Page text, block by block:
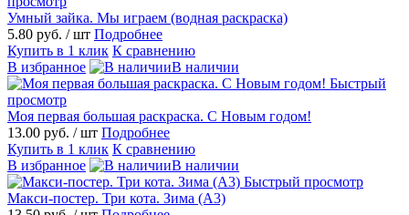
Умный зайка. Мы играем (водная раскраска)
5.80 руб. / шт Подробнее
Купить в 1 клик К сравнению
В избранное
В наличии
Быстрый
просмотр
Моя первая большая раскраска. С Новым годом!
13.00 руб. / шт Подробнее
Купить в 1 клик К сравнению
В избранное
В наличии
Быстрый просмотр
Maкси-постер. Три кота. Зима (А3)